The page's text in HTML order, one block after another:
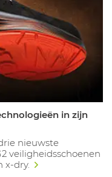
in zijn
nieuwste
veiligheidsschoenen
x-dry.